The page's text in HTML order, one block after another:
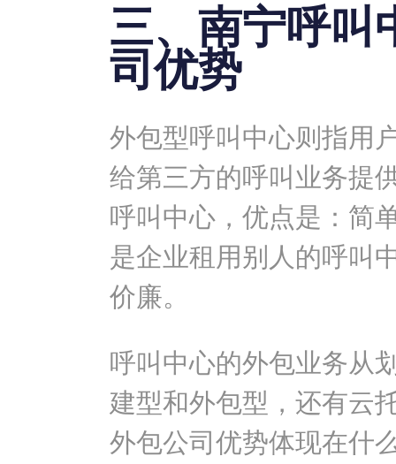
三、南宁呼叫
司优势
外包型呼叫中心则指用
给第三方的呼叫业务提
呼叫中心，优点是：简
是企业租用别人的呼叫
价廉。
呼叫中心的外包业务从
建型和外包型，还有云
外包公司优势体现在什